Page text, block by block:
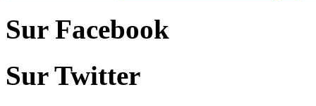
Sur Facebook
Sur Twitter